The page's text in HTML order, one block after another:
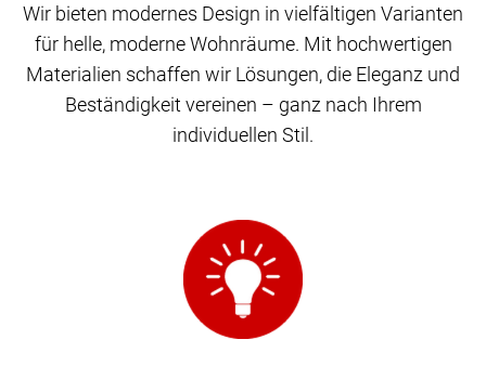
Wir bieten modernes Design in vielfältigen Varianten
für helle, moderne Wohnräume. Mit hochwertigen
Materialien schaffen wir Lösungen, die Eleganz und
Beständigkeit vereinen – ganz nach Ihrem
individuellen Stil.